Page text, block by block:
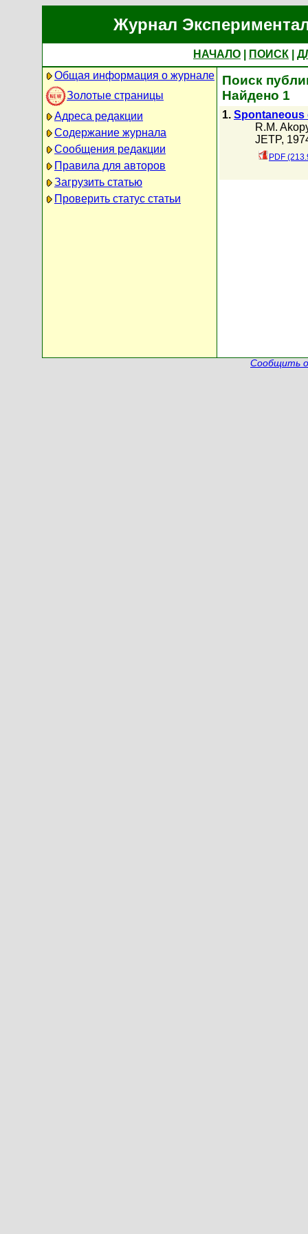
Журнал
НАЧАЛО ПОИСК
Общая информация о журнале
Золотые страницы
Адреса редакции
Содержание журнала
Сообщения редакции
Правила для авторов
Загрузить статью
Проверить статус статьи
Поиск
Найдено 1
1. Spontaneous
R.M.
JETP,
PDF
Сообщить о